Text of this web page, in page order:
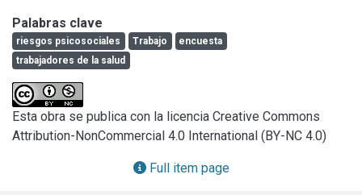
Técnicas (CONICET). El mismo está bajo la dirección de la
Dra. Liliana Ferrari y la co-dirección del Dr. Julio C. Neffa
(UNLP-CONICET) y es llevado adelante por un equipo
interdisciplinario compuesto por investigadores, docentes
y alumnas de diversas disciplinas (economía,
administración, psicología y sociología). El objetivo de este
proyecto es indagar las características que asume el
proceso de trabajo en distintos colectivos de trabajadores,
Palabras clave
riesgos psicosociales Trabajo
encuesta
trabajadores de la salud
Esta obra se publica con la licencia Creative Commons
Attribution-NonCommercial 4.0 International (BY-NC 4.0)
Full item page